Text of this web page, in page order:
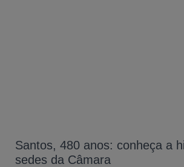
Santos, 480 anos: conheça a
sedes da Câmara